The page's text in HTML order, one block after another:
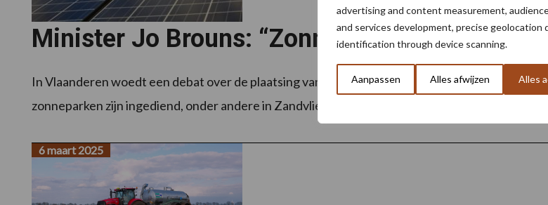
advertising and content measurement,
and services development, precise geolocation
identification through device scanning.
Aanpassen Alles afwijzen Alles
Minister Jo Brouns: “Zonneparken niet ten
In Vlaanderen woedt een debat over de plaatsing van zonneparken op landbouwgronden.
zonneparken zijn ingediend, onder andere in Zandvliet, Turnhout, Retie en Sint-Gillis-Waas. ...
6 maart 2025